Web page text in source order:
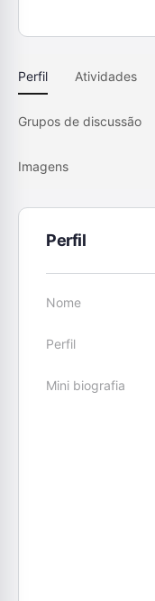
Perfil Atividades
Grupos de discussão
Imagens
Perfil
Nome
Perfil
Mini biografia